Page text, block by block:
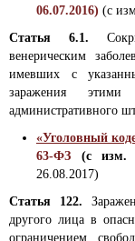
06.07.2016) (с
Статья 6.1.
венерическим
имевших с
заражения
административного
«Уголовный
63-ФЗ (с изм.
26.08.2017)
Статья 122.
другого лица в
ограничением